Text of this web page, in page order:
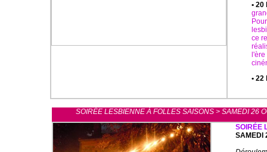
• 20
ce
• 22
SOIRÉE LESBIENNE À FOLLES SAISONS > SAMEDI 26
SOIRÉE
SAMEDI